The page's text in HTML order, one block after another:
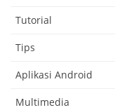
Tutorial
Tips
Aplikasi Android
Multimedia